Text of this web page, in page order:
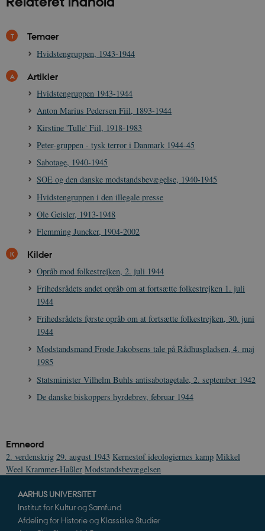
Temaer
Hvidstengruppen, 1943-1944
Artikler
Hvidstengruppen 1943-1944
Anton Marius Pedersen Fiil, 1893-1944
Kirstine 'Tulle' Fiil, 1918-1983
Peter-gruppen - tysk terror i Danmark 1944-45
Sabotage, 1940-1945
SOE og den danske modstandsbevægelse, 1940-1945
Hvidstengruppen i den illegale presse
Ole Geisler, 1913-1948
Flemming Juncker, 1904-2002
Kilder
Opråb mod folkestrejken, 2. juli 1944
Frihedsrådets andet opråb om at fortsætte folkestrejken 1. juli
1944
Frihedsrådets første opråb om at fortsætte folkestrejken, 30. juni
1944
Modstandsmand Frode Jakobsens tale på Rådhuspladsen, 4. maj
1985
Statsminister Vilhelm Buhls antisabotagetale, 2. september 1942
De danske biskoppers hyrdebrev, februar 1944
Emneord
2. verdenskrig 29. august 1943 Kernestof ideologiernes kamp Mikkel
Weel Krammer-Haßler Modstandsbevægelsen
AARHUS UNIVERSITET
Institut for Kultur og Samfund
Afdeling for Historie og Klassiske Studier
JSESSIONID
Oracle Corporation
CookieScriptConsent
CookieScript
danmarkshistorien.dk
Udbyder /